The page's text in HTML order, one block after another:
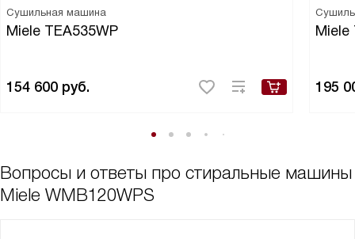
Сушильная машина
Miele TEA535WP
154 600 руб.
Miele
195
Вопросы и ответы про стиральные машины
Miele WMB120WPS